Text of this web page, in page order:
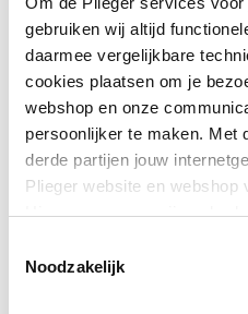
gebruiken wij altijd
daarmee vergelijkbare
cookies plaatsen om je
webshop en onze
persoonlijker te maken. Met
derde partijen jouw
Plieger website en webshop
Hiermee passen wij en
We slaan je cookievoorkeur
Noodzakelijk
Diameter
Hoogte
Type deur
Positie deurscharnieren
Pendeldeur
Materiaal deur
Downloads
Sfeerbeeld